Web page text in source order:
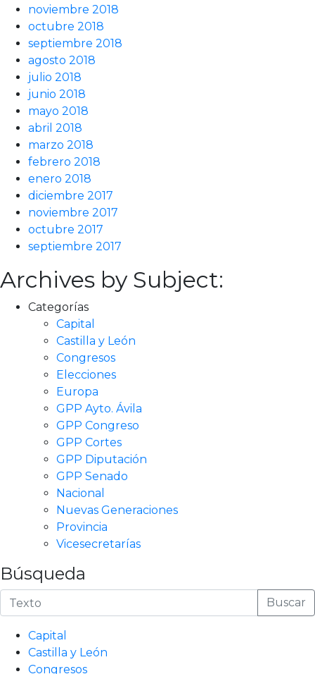
noviembre 2018
octubre 2018
septiembre 2018
agosto 2018
julio 2018
junio 2018
mayo 2018
abril 2018
marzo 2018
febrero 2018
enero 2018
diciembre 2017
noviembre 2017
octubre 2017
septiembre 2017
Archives by Subject:
Categorías
Capital
Castilla y León
Congresos
Elecciones
Europa
GPP Ayto. Ávila
GPP Congreso
GPP Cortes
GPP Diputación
GPP Senado
Nacional
Nuevas Generaciones
Provincia
Vicesecretarías
Búsqueda
Buscar
Capital
Castilla y León
Congresos